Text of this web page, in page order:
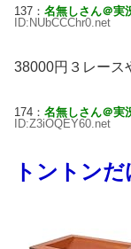
137： 名無しさん＠実
ID:NUbCCChr0.net
38000円３レース
174： 名無しさん＠実
ID:Z3iOQEY60.net
トントン